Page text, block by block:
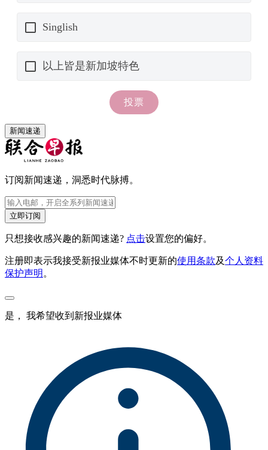
新闻速递
订阅新闻速递，洞悉时代脉搏。
立即订阅
只想接收感兴趣的新闻速递? 点击设置您的偏好。
注册即表示我接受新报业媒体不时更新的使用条款及个人资料
保护声明 。
是， 我希望收到新报业媒体